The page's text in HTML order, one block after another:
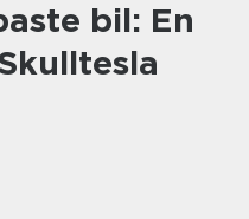
bil: En